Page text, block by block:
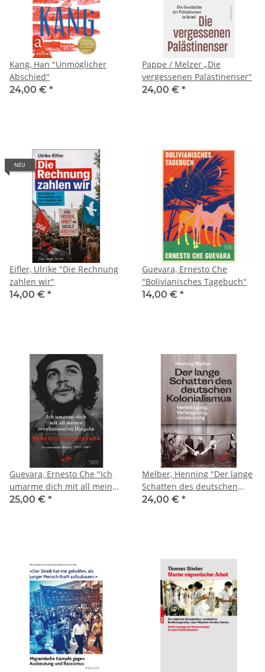
Kang, Han "Unmöglicher
Abschied"
24,00 € *
Pappe / Melzer „Die
vergessenen Palästinenser"
24,00 € *
NEU
Eifler, Ulrike "Die Rechnung
zahlen wir"
14,00 € *
Guevara, Ernesto Che
"Bolivianisches Tagebuch"
14,00 € *
Guevara, Ernesto Che "Ich
umarme dich mit all meiner
revolutionären Hingabe"
25,00 € *
Melber, Henning "Der lange
Schatten des deutschen
Kolonialismus"
24,00 € *